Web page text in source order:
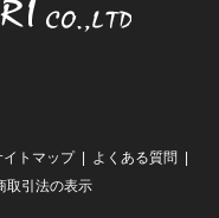
イトマップ
よくある質問
取引法の表示